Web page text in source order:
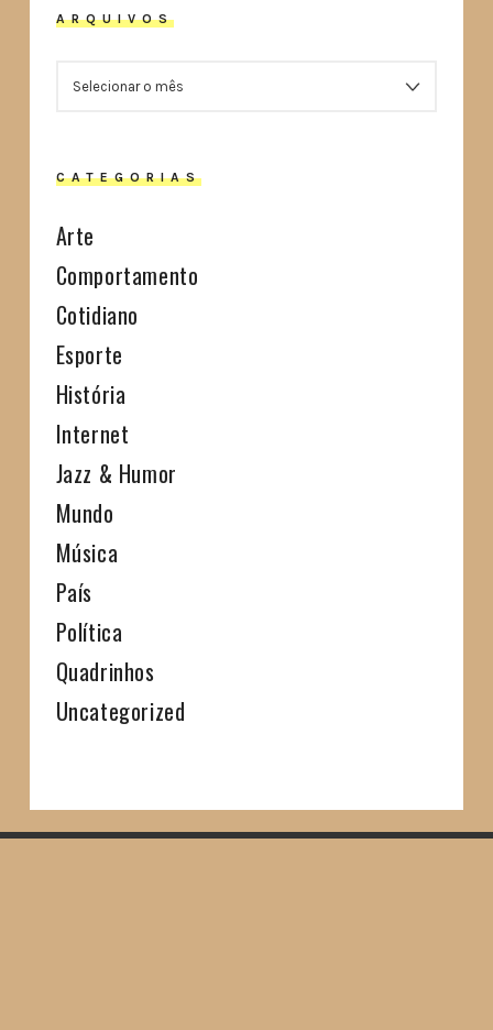
ARQUIVOS
CATEGORIAS
Arte
Comportamento
Cotidiano
Esporte
História
Internet
Jazz & Humor
Mundo
Música
País
Política
Quadrinhos
Uncategorized